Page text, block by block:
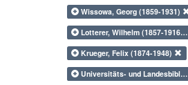
Wissowa, Georg (1859-1931)
Lotterer, Wilhelm (1857-1916…
Krueger, Felix (1874-1948)
Universitäts- und Landesbibl…